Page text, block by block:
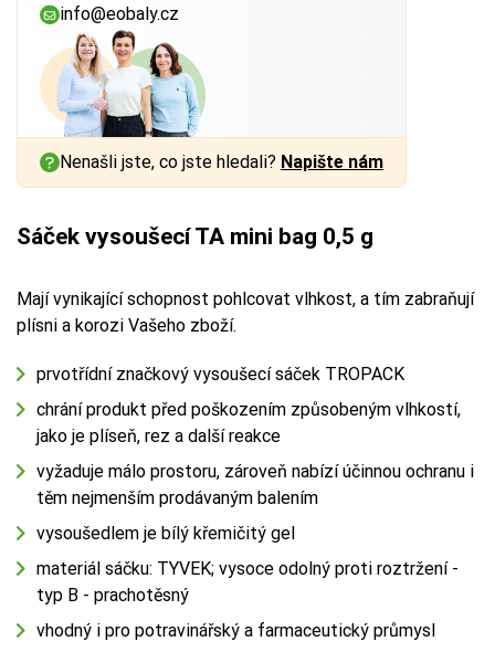
info@eobaly.cz
Nenašli jste, co jste hledali? Napište nám
Sáček vysoušecí TA mini bag 0,5 g
Mají vynikající schopnost pohlcovat vlhkost, a tím zabraňují
plísni a korozi Vašeho zboží.
prvotřídní značkový vysoušecí sáček TROPACK
chrání produkt před poškozením způsobeným vlhkostí,
jako je plíseň, rez a další reakce
vyžaduje málo prostoru, zároveň nabízí účinnou ochranu i
těm nejmenším prodávaným balením
vysoušedlem je bílý křemičitý gel
materiál sáčku: TYVEK; vysoce odolný proti roztržení -
typ B - prachotěsný
vhodný i pro potravinářský a farmaceutický průmysl